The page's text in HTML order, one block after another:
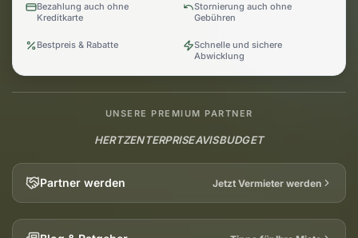
Bezahlung auch ohne
Kreditkarte
Stornierung auch ohne
Gebühren
Bestpreis & Rabatte
Schnelle und sichere
Abwicklung
UNSERE PREMIUM PARTNER
HERTZENTERPRISEAVISBUDGET
Partner werden Jetzt Vermieter werden